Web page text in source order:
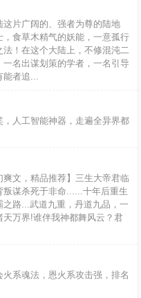
片广阔的、强者为尊的陆地
食草木精气的妖能，一意孤行
！在这个大陆上，不修混沌二
名出谋划策的学者，一名引导
能者追...
人工智能神器，走遍全异界都
文，精品推荐】三生大帝君临
谋杀死于非命......十年后重生
路...武道九重，丹道九品，一
万界!谁伴我神都舞风云？君
系魂法，恩火系攻击强，排名